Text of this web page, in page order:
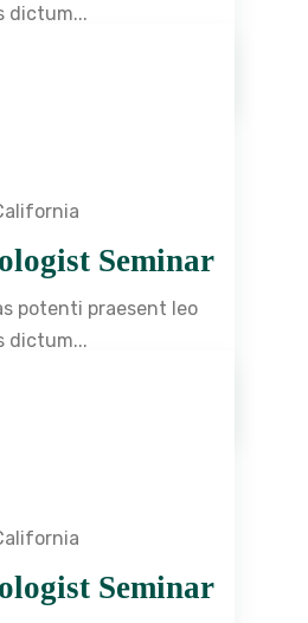
dictum...
Seminar
potenti praesent leo
dictum...
Seminar